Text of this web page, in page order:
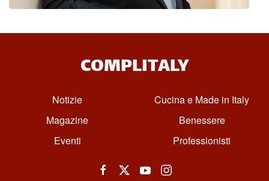
COMPLITALY
Notizie
Magazine
Eventi
Cucina e Made in Italy
Benessere
Professionisti